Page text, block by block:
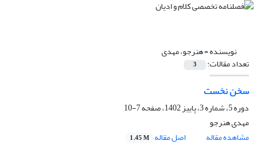
نویسنده =هنرجو، مهدی
تعداد مقالات: 3
سخن نخست
دوره 5، شماره 3، پاییز 1402، صفحه
7-10
مهدی هنرجو
مشاهده مقاله
اصل مقاله 1.45 M